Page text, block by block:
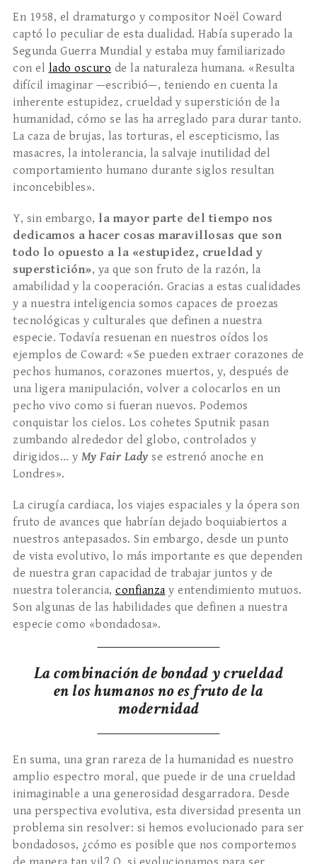
En 1958, el dramaturgo y compositor Noël Coward
captó lo peculiar de esta dualidad. Había superado la
Segunda Guerra Mundial y estaba muy familiarizado
con el lado oscuro de la naturaleza humana. «Resulta
difícil imaginar —escribió—, teniendo en cuenta la
inherente estupidez, crueldad y superstición de la
humanidad, cómo se las ha arreglado para durar tanto.
La caza de brujas, las torturas, el escepticismo, las
masacres, la intolerancia, la salvaje inutilidad del
comportamiento humano durante siglos resultan
inconcebibles».
Y, sin embargo, la mayor parte del tiempo nos
dedicamos a hacer cosas maravillosas que son
todo lo opuesto a la «estupidez, crueldad y
superstición», ya que son fruto de la razón, la
amabilidad y la cooperación. Gracias a estas cualidades
y a nuestra inteligencia somos capaces de proezas
tecnológicas y culturales que definen a nuestra
especie. Todavía resuenan en nuestros oídos los
ejemplos de Coward: «Se pueden extraer corazones de
pechos humanos, corazones muertos, y, después de
una ligera manipulación, volver a colocarlos en un
pecho vivo como si fueran nuevos. Podemos
conquistar los cielos. Los cohetes Sputnik pasan
zumbando alrededor del globo, controlados y
dirigidos… y My Fair Lady se estrenó anoche en
Londres».
La cirugía cardiaca, los viajes espaciales y la ópera son
fruto de avances que habrían dejado boquiabiertos a
nuestros antepasados. Sin embargo, desde un punto
de vista evolutivo, lo más importante es que dependen
de nuestra gran capacidad de trabajar juntos y de
nuestra tolerancia, confianza y entendimiento mutuos.
Son algunas de las habilidades que definen a nuestra
especie como «bondadosa».
La combinación de bondad y crueldad
en los humanos no es fruto de la
modernidad
En suma, una gran rareza de la humanidad es nuestro
amplio espectro moral, que puede ir de una crueldad
inimaginable a una generosidad desgarradora. Desde
una perspectiva evolutiva, esta diversidad presenta un
problema sin resolver: si hemos evolucionado para ser
bondadosos, ¿cómo es posible que nos comportemos